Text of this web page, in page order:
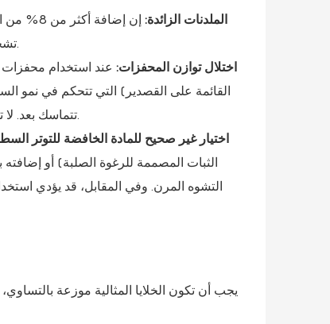
الملدنات الزائدة:
إن
تشحيم"، مما يجعل أجزاء السلسلة أكثر عرضة للانزلاق تحت الضغط والبقاء في الوضع الجديد.
اختلال توازن المحفزات: عند استخدام محفزات
القائمة على القصدير) التي تتحكم في نمو
تتماسك بعد. لا تستطيع هذه الهياكل المُفرطة التمدد التعافي بعد المعالجة، وتصبح نقاط بداية للتشوه الدائم.
اختيار غير صحيح للمادة الخافضة للتوتر
يجب أن تكون الخلايا المثالية موزعة